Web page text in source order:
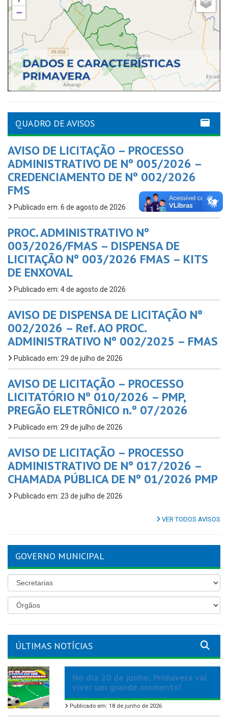
QUADRO DE AVISOS
AVISO DE LICITAÇÃO – PROCESSO
ADMINISTRATIVO DE Nº 005/2026 –
CREDENCIAMENTO DE Nº 002/2026
FMS
Publicado em: 6 de agosto de 2026
PROC. ADMINISTRATIVO Nº
003/2026/FMAS – DISPENSA DE
LICITAÇÃO Nº 003/2026 FMAS – KITS
DE ENXOVAL
Publicado em: 4 de agosto de 2026
AVISO DE DISPENSA DE LICITAÇÃO Nº
002/2026 – Ref. AO PROC.
ADMINISTRATIVO Nº 002/2025 – FMAS
Publicado em: 29 de julho de 2026
AVISO DE LICITAÇÃO – PROCESSO
LICITATÓRIO Nº 010/2026 – PMP,
PREGÃO ELETRÔNICO n.º 07/2026
Publicado em: 29 de julho de 2026
AVISO DE LICITAÇÃO – PROCESSO
ADMINISTRATIVO DE Nº 017/2026 –
CHAMADA PÚBLICA DE Nº 01/2026 PMP
Publicado em: 23 de julho de 2026
VER TODOS AVISOS
GOVERNO MUNICIPAL
ÚLTIMAS NOTÍCIAS
No dia 20 de junho, Primavera vai
viver um grande momento!
Publicado em: 18 de junho de 2026